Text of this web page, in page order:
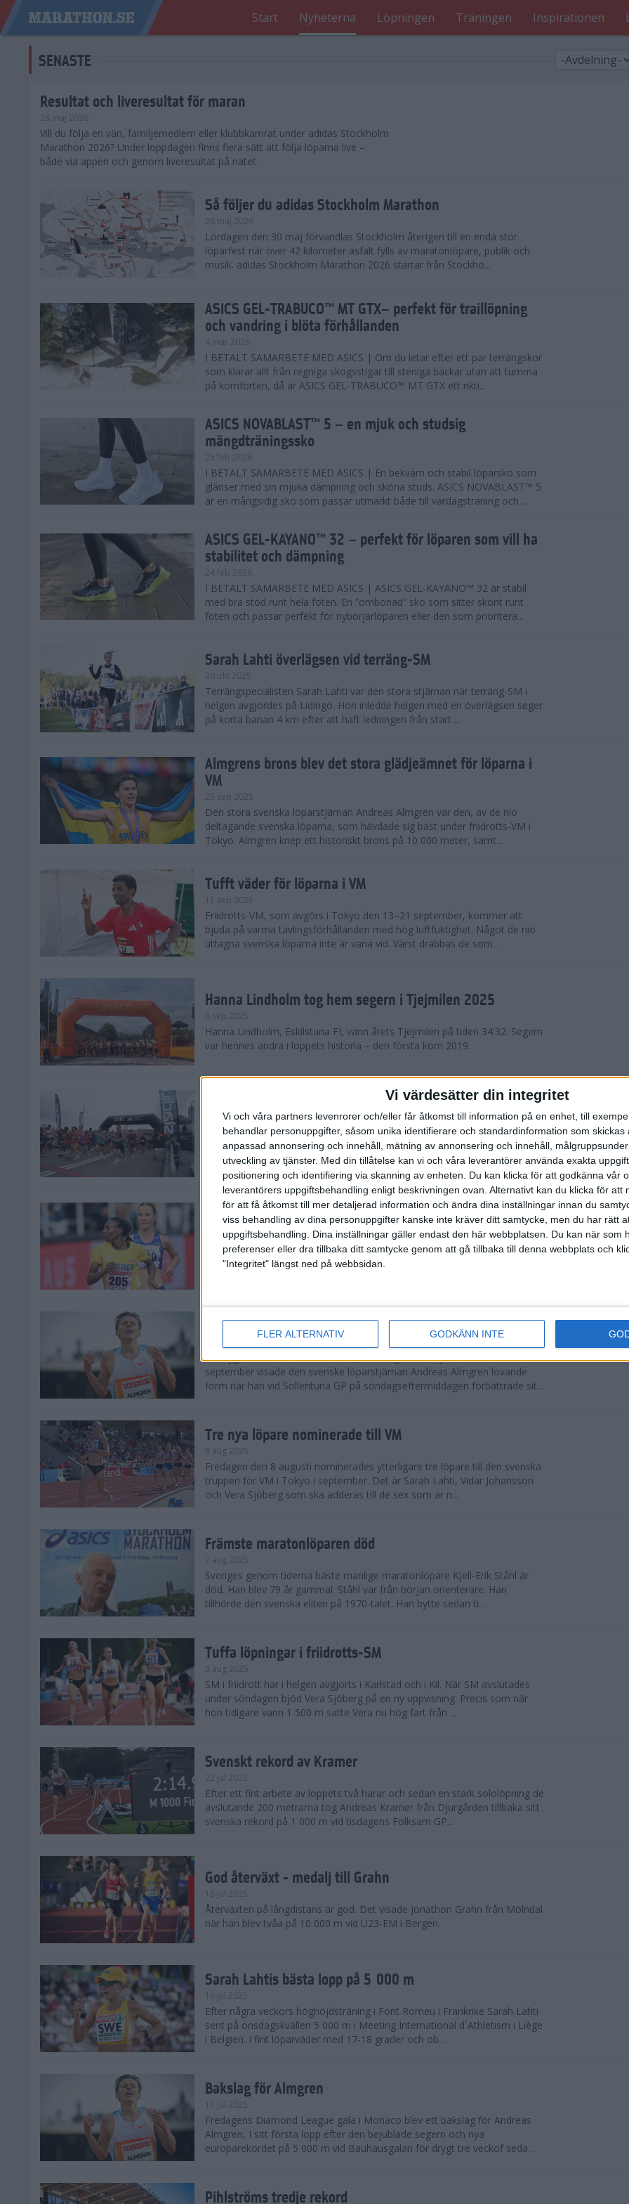
Vi värdesätter din integritet
Vi och våra partners levenrorer och/eller får åtkomst till information på en enhet, till
behandlar personuppgifter, såsom unika identifierare och standardinformation som skickas
anpassad annonsering och innehåll, mätning av annonsering och innehåll,
utveckling av tjänster. Med din tillåtelse kan vi och våra leverantörer använda exakta
positionering och identifiering via skanning av enheten. Du kan klicka för att godkänna vår
leverantörers uppgiftsbehandling enligt beskrivningen ovan. Alternativt kan du klicka för att
för att få åtkomst till mer detaljerad information och ändra dina inställningar innan du
viss behandling av dina personuppgifter kanske inte kräver ditt samtycke, men du har rätt
uppgiftsbehandling. Dina inställningar gäller endast den här webbplatsen. Du kan när som
preferenser eller dra tillbaka ditt samtycke genom att gå tillbaka till denna webbplats och
"Integritet" längst ned på webbsidan.
FLER ALTERNATIV GODKÄNN INTE
Start Nyheterna Löpningen Träningen Inspirationen
SENASTE
Resultat och liveresultat för maran
28 maj 2026
​Vill du följa en vän, familjemedlem eller klubbkamrat under adidas Stockholm
Marathon 2026? Under loppdagen finns flera sätt att följa löparna live –
både via appen och genom liveresultat på nätet.
Så följer du adidas Stockholm Marathon
28 maj 2026
Lördagen den 30 maj förvandlas Stockholm återigen till en enda stor
löparfest när över 42 kilometer asfalt fylls av maratonlöpare, publik och
musik. adidas Stockholm Marathon 2026 startar från Stockho...
ASICS GEL-TRABUCO™ MT GTX– perfekt för traillöpning
och vandring i blöta förhållanden
4 mar 2026
I BETALT SAMARBETE MED ASICS | Om du letar efter ett par terrängskor
som klarar allt från regniga skogsstigar till steniga backar utan att tumma
på komforten, då är ASICS GEL-TRABUCO™ MT GTX ett rikti...
ASICS NOVABLAST™ 5 – en mjuk och studsig
mängdträningssko
25 feb 2026
I BETALT SAMARBETE MED ASICS | En bekväm och stabil löparsko som
glänser med sin mjuka dämpning och sköna studs. ASICS NOVABLAST™ 5
är en mångsidig sko som passar utmärkt både till vardagsträning och ...
ASICS GEL-KAYANO™ 32 – perfekt för löparen som vill ha
stabilitet och dämpning
24 feb 2026
I BETALT SAMARBETE MED ASICS | ASICS GEL-KAYANO™ 32 är stabil
med bra stöd runt hela foten. En ”ombonad” sko som sitter skönt runt
foten och passar perfekt för nybörjarlöparen eller den som prioritera...
Sarah Lahti överlägsen vid terräng-SM
20 okt 2025
Terrängspecialisten Sarah Lahti var den stora stjärnan när terräng-SM i
helgen avgjordes på Lidingö. Hon inledde helgen med en överlägsen seger
på korta banan 4 km efter att haft ledningen från start ...
Almgrens brons blev det stora glädjeämnet för löparna i
VM
23 sep 2025
Den stora svenska löparstjärnan Andreas Almgren var den, av de nio
deltagande svenska löparna, som hävdade sig bäst under friidrotts-VM i
Tokyo. Almgren knep ett historiskt brons på 10 000 meter, samt...
Tufft väder för löparna i VM
11 sep 2025
Friidrotts-VM, som avgörs i Tokyo den 13–21 september, kommer att
bjuda på varma tävlingsförhållanden med hög luftfuktighet. Något de nio
uttagna svenska löparna inte är vana vid. Värst drabbas de som...
Hanna Lindholm tog hem segern i Tjejmilen 2025
6 sep 2025
Hanna Lindholm, Eskilstuna FI, vann årets Tjejmilen på tiden 34:32. Segern
var hennes andra i loppets historia – den första kom 2019.
Snabbaste segertiden på 12 år i rekordstort adidas
Stockholm Halvmaraton
30 aug 2025
Ett slutsålt och rekordstort adidas Stockholm Halvmaraton avgjordes i
nästintill perfekt löparväder. 18 grader, mulet och väldigt lite vind. Totalt
var 19,866 löpare anmälda, varav 15,807 kom till sta...
Löparna viktiga när Sverige vann Finnkampen
26 aug 2025
Den hundrade upplagan av Finnkampen, världens äldsta och största
landskamp i friidrott, avgjordes inför fullsatta läktare på Stockholms
Svenskt rekord när Almgren testade VM-formen
En dryg månad före friidrotts-VM, som avgörs i Tokyo den 13-21
september visade den svenske löparstjärnan Andreas Almgren lovande
form när han vid Sollentuna GP på söndagseftermiddagen förbättrade sit...
Tre nya löpare nominerade till VM
8 aug 2025
Fredagen den 8 augusti nominerades ytterligare tre löpare till den svenska
truppen för VM i Tokyo i september. Det är Sarah Lahti, Vidar Johansson
och Vera Sjöberg som ska adderas till de sex som är n...
Främste maratonlöparen död
7 aug 2025
Sveriges genom tiderna bäste manlige maratonlöpare Kjell-Erik Ståhl är
död. Han blev 79 år gammal. Ståhl var från början orienterare. Han
tillhörde den svenska eliten på 1970-talet. Han bytte sedan ti...
Tuffa löpningar i friidrotts-SM
3 aug 2025
SM i friidrott har i helgen avgjorts i Karlstad och i Kil. När SM avslutades
under söndagen bjöd Vera Sjöberg på en ny uppvisning. Precis som när
hon tidigare vann 1 500 m satte Vera nu hög fart från ...
Svenskt rekord av Kramer
22 jul 2025
Efter ett fint arbete av loppets två harar och sedan en stark sololöpning de
avslutande 200 metrarna tog Andreas Kramer från Djurgården tillbaka sitt
svenska rekord på 1 000 m vid tisdagens Folksam GP...
God återväxt - medalj till Grahn
18 jul 2025
Återväxten på långdistans är god. Det visade Jonathon Grahn från Mölndal
när han blev tvåa på 10 000 m vid U23-EM i Bergen.
Sarah Lahtis bästa lopp på 5 000 m
16 jul 2025
Efter några veckors höghöjdsträning i Font Romeu i Frankrike Sarah Lahti
sent på onsdagskvällen 5 000 m i Meeting International d´Athletism i Liège
i Belgien. I fint löparväder med 17-18 grader och ob...
Bakslag för Almgren
11 jul 2025
Fredagens Diamond League gala i Monaco blev ett bakslag för Andreas
Almgren, I sitt första lopp efter den bejublade segern och nya
europarekordet på 5 000 m vid Bauhausgalan för drygt tre veckof seda...
Pihlströms tredje rekord